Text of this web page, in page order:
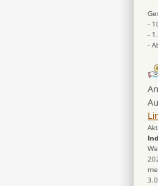
-
-
-